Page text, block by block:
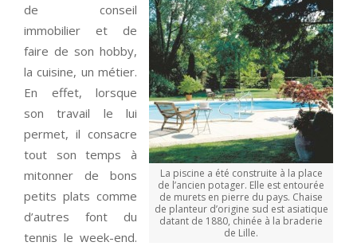
La piscine a été construite à la place
de l’ancien potager. Elle est entourée
de murets en pierre du pays. Chaise
de planteur d’origine sud est asiatique
datant de 1880, chinée à la braderie
de Lille.
de conseil
immobilier et de
faire de son hobby,
la cuisine, un métier.
En effet, lorsque
son travail le lui
permet, il consacre
tout son temps à
mitonner de bons
petits plats comme
d’autres font du
tennis le week-end.